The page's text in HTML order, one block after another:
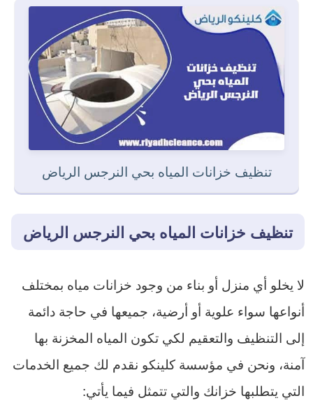
تنظيف خزانات المياه بحي النرجس الرياض
تنظيف خزانات المياه بحي النرجس الرياض
لا يخلو أي منزل أو بناء من وجود خزانات مياه بمختلف
أنواعها سواء علوية أو أرضية، جميعها في حاجة دائمة
إلى التنظيف والتعقيم لكي تكون المياه المخزنة بها
آمنة، ونحن في مؤسسة كلينكو نقدم لك جميع الخدمات
التي يتطلبها خزانك والتي تتمثل فيما يأتي: